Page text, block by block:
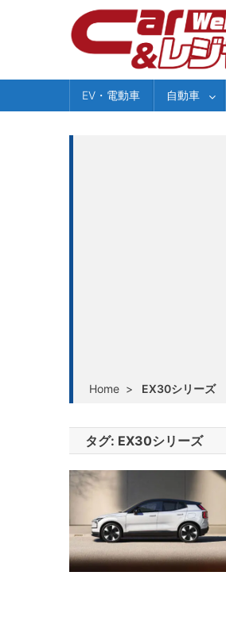
EV・電動車 自動車
Home > EX30シリーズ
タグ: EX30シリーズ